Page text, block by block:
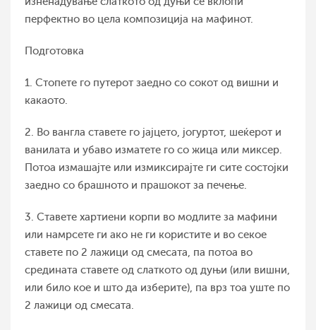
перфектно во цела композиција на мафинот.
Подготовка
1. Стопете го путерот заедно со сокот од вишни и
какаото.
2. Во вангла ставете го јајцето, јогуртот, шеќерот и
ванилата и убаво изматете го со жица или миксер.
Потоа измашајте или измиксирајте ги сите состојки
заедно со брашното и прашокот за печење.
3. Ставете хартиени корпи во модлите за мафини
или намрсете ги ако не ги користите и во секое
ставете по 2 лажици од смесата, па потоа во
средината ставете од слаткото од дуњи (или вишни,
или било кое и што да изберите), па врз тоа уште по
2 лажици од смесата.